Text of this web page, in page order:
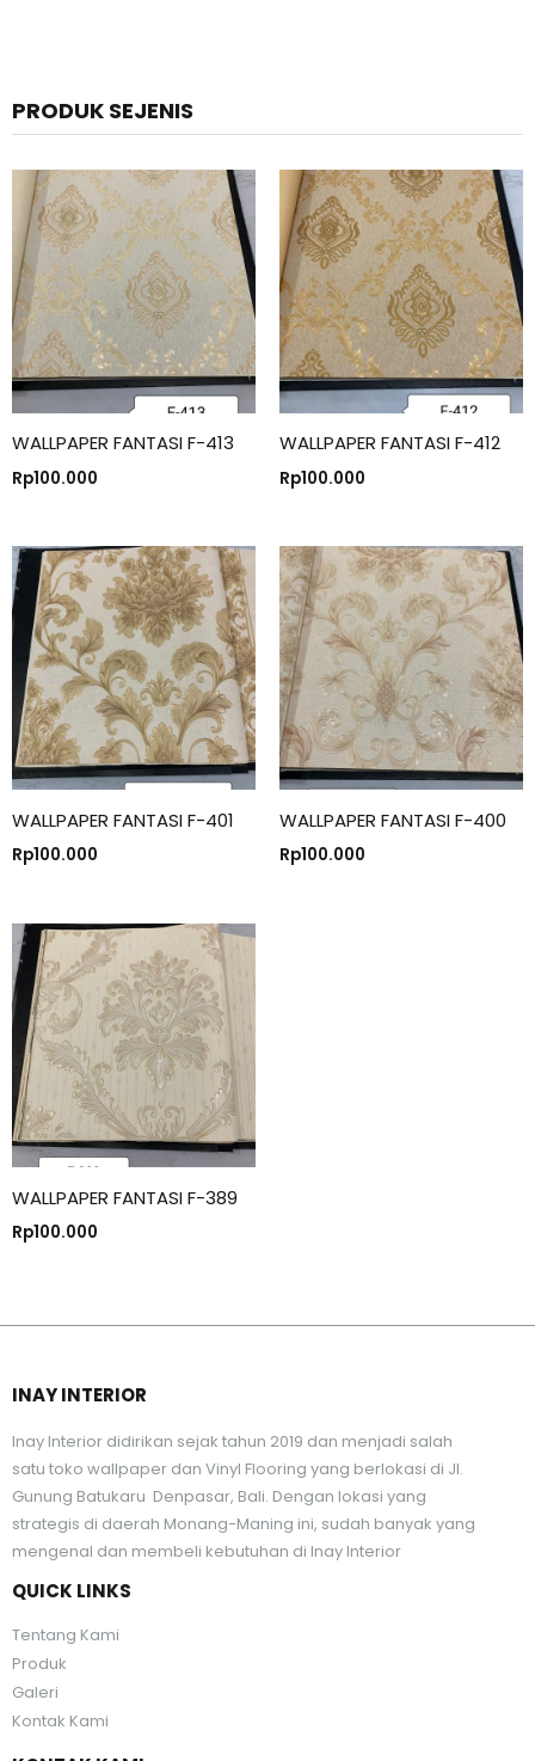
PRODUK SEJENIS
WALLPAPER FANTASI F-413
Rp100.000
WALLPAPER FANTASI F-412
Rp100.000
WALLPAPER FANTASI F-401
Rp100.000
WALLPAPER FANTASI F-400
Rp100.000
WALLPAPER FANTASI F-389
Rp100.000
INAY INTERIOR
Inay Interior didirikan sejak tahun 2019 dan menjadi salah
satu toko wallpaper dan Vinyl Flooring yang berlokasi di Jl.
Gunung Batukaru Denpasar, Bali. Dengan lokasi yang
strategis di daerah Monang-Maning ini, sudah banyak yang
mengenal dan membeli kebutuhan di Inay Interior
QUICK LINKS
Tentang Kami
Produk
Galeri
Kontak Kami